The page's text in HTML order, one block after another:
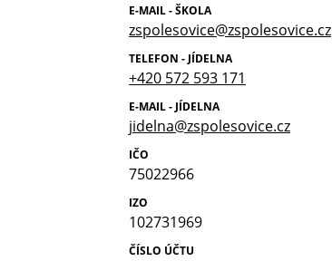
E-MAIL - ŠKOLA
zspolesovice@zspolesovice.cz
TELEFON - JÍDELNA
+420 572 593 171
E-MAIL - JÍDELNA
jidelna@zspolesovice.cz
IČO
75022966
IZO
102731969
ČÍSLO ÚČTU